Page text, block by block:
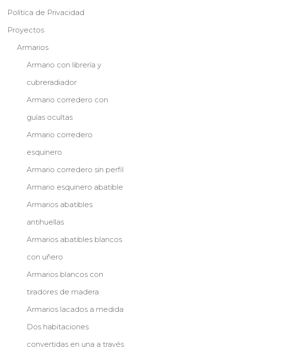
Política de Privacidad
Proyectos
Armarios
Armario con librería y
cubreradiador
Armario corredero con
guías ocultas
Armario corredero
esquinero
Armario corredero sin perfil
Armario esquinero abatible
Armarios abatibles
antihuellas
Armarios abatibles blancos
con uñero
Armarios blancos con
tiradores de madera
Armarios lacados a medida
Dos habitaciones
convertidas en una a través